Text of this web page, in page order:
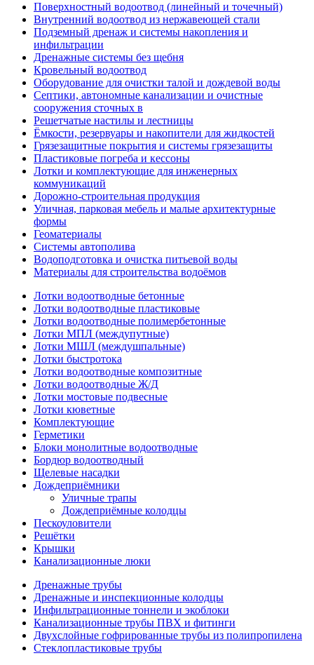
Поверхностный водоотвод (линейный и точечный)
Внутренний водоотвод из нержавеющей стали
Подземный дренаж и системы накопления и
инфильтрации
Дренажные системы без щебня
Кровельный водоотвод
Оборудование для очистки талой и дождевой воды
Септики, автономные канализации и очистные
сооружения сточных в
Решетчатые настилы и лестницы
Ёмкости, резервуары и накопители для жидкостей
Грязезащитные покрытия и системы грязезащиты
Пластиковые погреба и кессоны
Лотки и комплектующие для инженерных
коммуникаций
Дорожно-строительная продукция
Уличная, парковая мебель и малые архитектурные
формы
Геоматериалы
Системы автополива
Водоподготовка и очистка питьевой воды
Материалы для строительства водоёмов
Лотки водоотводные бетонные
Лотки водоотводные пластиковые
Лотки водоотводные полимербетонные
Лотки МПЛ (междупутные)
Лотки МШЛ (междушпальные)
Лотки быстротока
Лотки водоотводные композитные
Лотки водоотводные Ж/Д
Лотки мостовые подвесные
Лотки кюветные
Комплектующие
Герметики
Блоки монолитные водоотводные
Бордюр водоотводный
Щелевые насадки
Дождеприёмники
Уличные трапы
Дождеприёмные колодцы
Пескоуловители
Решётки
Крышки
Канализационные люки
Дренажные трубы
Дренажные и инспекционные колодцы
Инфильтрационные тоннели и экоблоки
Канализационные трубы ПВХ и фитинги
Двухслойные гофрированные трубы из полипропилена
Стеклопластиковые трубы